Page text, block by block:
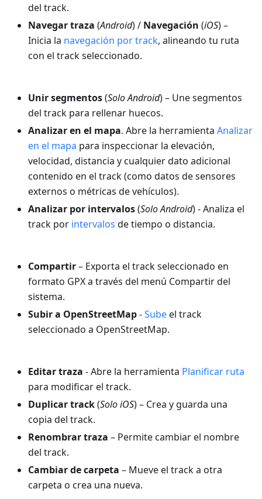
del track.
Navegar traza (Android) / Navegación (iOS) –
Inicia la navegación por track, alineando tu ruta
con el track seleccionado.
Unir segmentos(Solo Android) – Une segmentos
del track para rellenar huecos.
Analizar en el mapa. Abre la herramienta Analizar
en el mapa para inspeccionar la elevación,
velocidad, distancia y cualquier dato adicional
contenido en el track (como datos de sensores
externos o métricas de vehículos).
Analizar por intervalos(Solo Android) - Analiza el
track por intervalos de tiempo o distancia.
Compartir– Exporta el track seleccionado en
formato GPX a través del menú Compartir del
sistema.
Subir a OpenStreetMap-Subeel track
seleccionado a OpenStreetMap.
Editar traza - Abre la herramienta Planificar ruta
para modificar el track.
Duplicar track(Solo iOS) – Crea y guarda una
copia del track.
Renombrar traza – Permite cambiar el nombre
del track.
Cambiar de carpeta – Mueve el track a otra
carpeta o crea una nueva.